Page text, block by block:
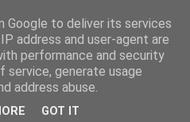
Google to deliver its services
address and user-agent are
performance and security
generate usage
address abuse.
GOT IT